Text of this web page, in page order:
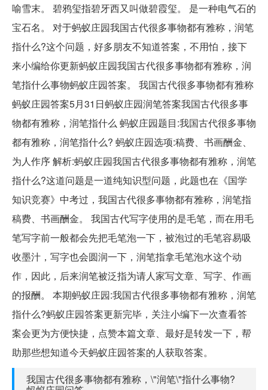
喻雪末。 碧鸦玺指碧牙西又叫做碧霞玺。 是一种电气石的
宝石名。 对于蚂蚁庄园我国古代很多事物都有雅称，润笔
指什么?这个问题，好多朋友不知道答案，不用怕，接下
来小编给你更新蚂蚁庄园我国古代很多事物都有雅称，润
笔指什么事物蚂蚁庄园答案。 我国古代很多事物都有雅称
蚂蚁庄园答案5月31日蚂蚁庄园润笔答案我国古代很多事
物都有雅称，润笔指什么 蚂蚁庄园题目:我国古代很多事物
都有雅称，润笔指什么? 蚂蚁庄园选项:稿费、书画酬金、
为人作序 解析:蚂蚁庄园我国古代很多事物都有雅称，润笔
指什么?这道问题是一道纯知识型问题，此题也在《国学
知识竞赛》中考过，我国古代很多事物都有雅称，润笔指
稿费、书画酬金。 我国古代写字使用的是毛笔，而在用毛
笔写字前一般都会先把毛笔泡一下，被泡过的毛笔容易吸
收墨汁，写字也会圆润一下，润笔指拿毛笔泡水这个动
作，因此，后来润笔被泛指为请人家写文章、写字、作画
的报酬。 本期蚂蚁庄园:我国古代很多事物都有雅称，润笔
指什么?蚂蚁庄园答案更新完毕，关注小编下一次查看答
案会更为方便快捷，点赞本篇文章、最好是转发一下，帮
助那些想知道今天蚂蚁庄园答案的人获取答案。
我国古代很多事物都有雅称，\"润笔\"指什么事物?